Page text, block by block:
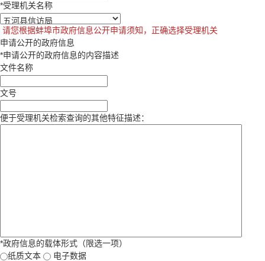
*受理机关名称
请您根据蚌埠市政府信息公开申请须知，正确选择受理机关
申请公开的政府信息
*申请公开的政府信息的内容描述
文件名称
文号
便于受理机关检索查询的其他特征描述：
*政府信息的载体形式（限选一项）
纸质文本
电子数据